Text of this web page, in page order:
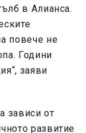
в Алианса.
повече не
Години
заяви
зависи от
развитие